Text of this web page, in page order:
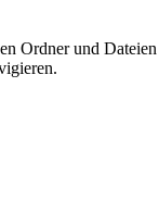
Ordner und